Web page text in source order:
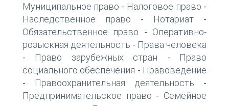
Муниципальное право - Налоговое право -
Наследственное право - Нотариат -
Обязательственное право - Оперативно-
розыскная деятельность - Права человека
- Право зарубежных стран -
Право
социального обеспечения - Правоведение
- Правоохранительная деятельность -
Предпринимательское право - Семейное